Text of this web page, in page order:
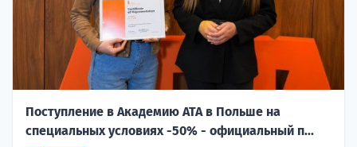
Поступление в Академию ATA в Польше на
специальных условиях -50% - официальный п...